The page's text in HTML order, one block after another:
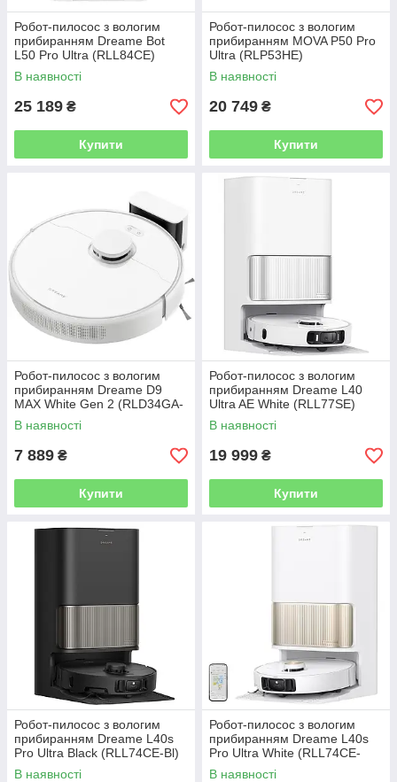
Робот-пилосос з вологим
прибиранням Dreame Bot
L50 Pro Ultra (RLL84CE)
В наявності
25 189 ₴
Купити
Робот-пилосос з вологим
прибиранням MOVA P50 Pro
Ultra (RLP53HE)
В наявності
20 749 ₴
Купити
Робот-пилосос з вологим
прибиранням Dreame D9
MAX White Gen 2 (RLD34GA-
Wh)
В наявності
7 889 ₴
Купити
Робот-пилосос з вологим
прибиранням Dreame L40
Ultra AE White (RLL77SE)
В наявності
19 999 ₴
Купити
Робот-пилосос з вологим
прибиранням Dreame L40s
Pro Ultra Black (RLL74CE-Bl)
В наявності
Робот-пилосос з вологим
прибиранням Dreame L40s
Pro Ultra White (RLL74CE-
Wh)
В наявності